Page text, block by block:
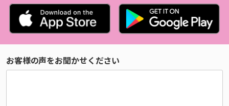
お客様の声をお聞かせください